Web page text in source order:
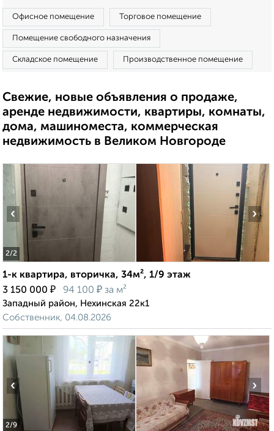
Офисное помещение Торговое помещение
Помещение свободного назначения
Складское помещение Производственное помещение
Свежие, новые объявления о продаже,
аренде недвижимости, квартиры, комнаты,
дома, машиноместа, коммерческая
недвижимость в Великом Новгороде
2/2
‹ ›
1-к квартира, вторичка, 34м², 1/9 этаж
3 150 000 ₽ 94 100 ₽ за м²
Западный район, Нехинская 22к1
Собственник, 04.08.2026
2/9
‹ ›